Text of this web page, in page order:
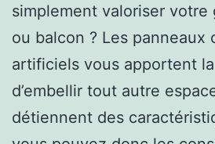
simplement valoriser votre
ou balcon ? Les panneaux
artificiels vous apportent
d’embellir tout autre
détiennent des